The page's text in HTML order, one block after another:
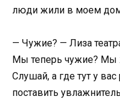
люди жили в моем
— Чужие? — Лиза
Мы теперь чужие? Мы
Слушай, а где тут у
поставить